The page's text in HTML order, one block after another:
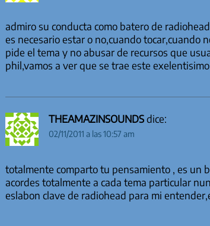
admiro su conducta como batero de
es necesario estar o no,cuando tocar,cuando
pide el tema y no abusar de recursos que
phil,vamos a ver que se trae este
THEAMAZINSOUNDS dice:
02/11/2011 a las 10:57 am
totalmente comparto tu pensamiento , es un
acordes totalmente a cada tema particular
eslabon clave de radiohead para mi